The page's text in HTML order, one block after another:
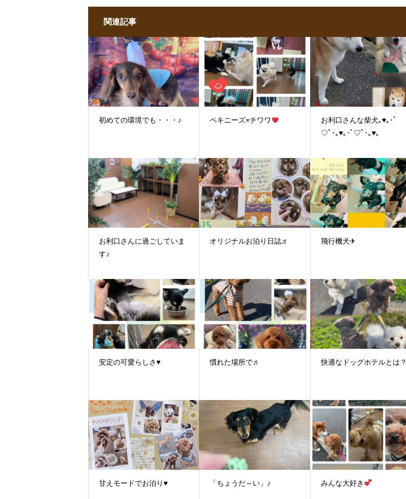
関連記事
初めての環境でも・・・♪ ペキニーズ×チワワ
お利口さんな柴犬｡♥｡･ﾟ
♡ﾟ･｡♥｡･ﾟ♡ﾟ･｡♥｡
お利口さんに過ごしていま
す♪
オリジナルお泊り日誌♬ 飛行機犬✈
安定の可愛らしさ♥ 慣れた場所で♬ 快適なドッグホテルとは？
甘えモードでお泊り♥ 「ちょうだ～い」♪ みんな大好き